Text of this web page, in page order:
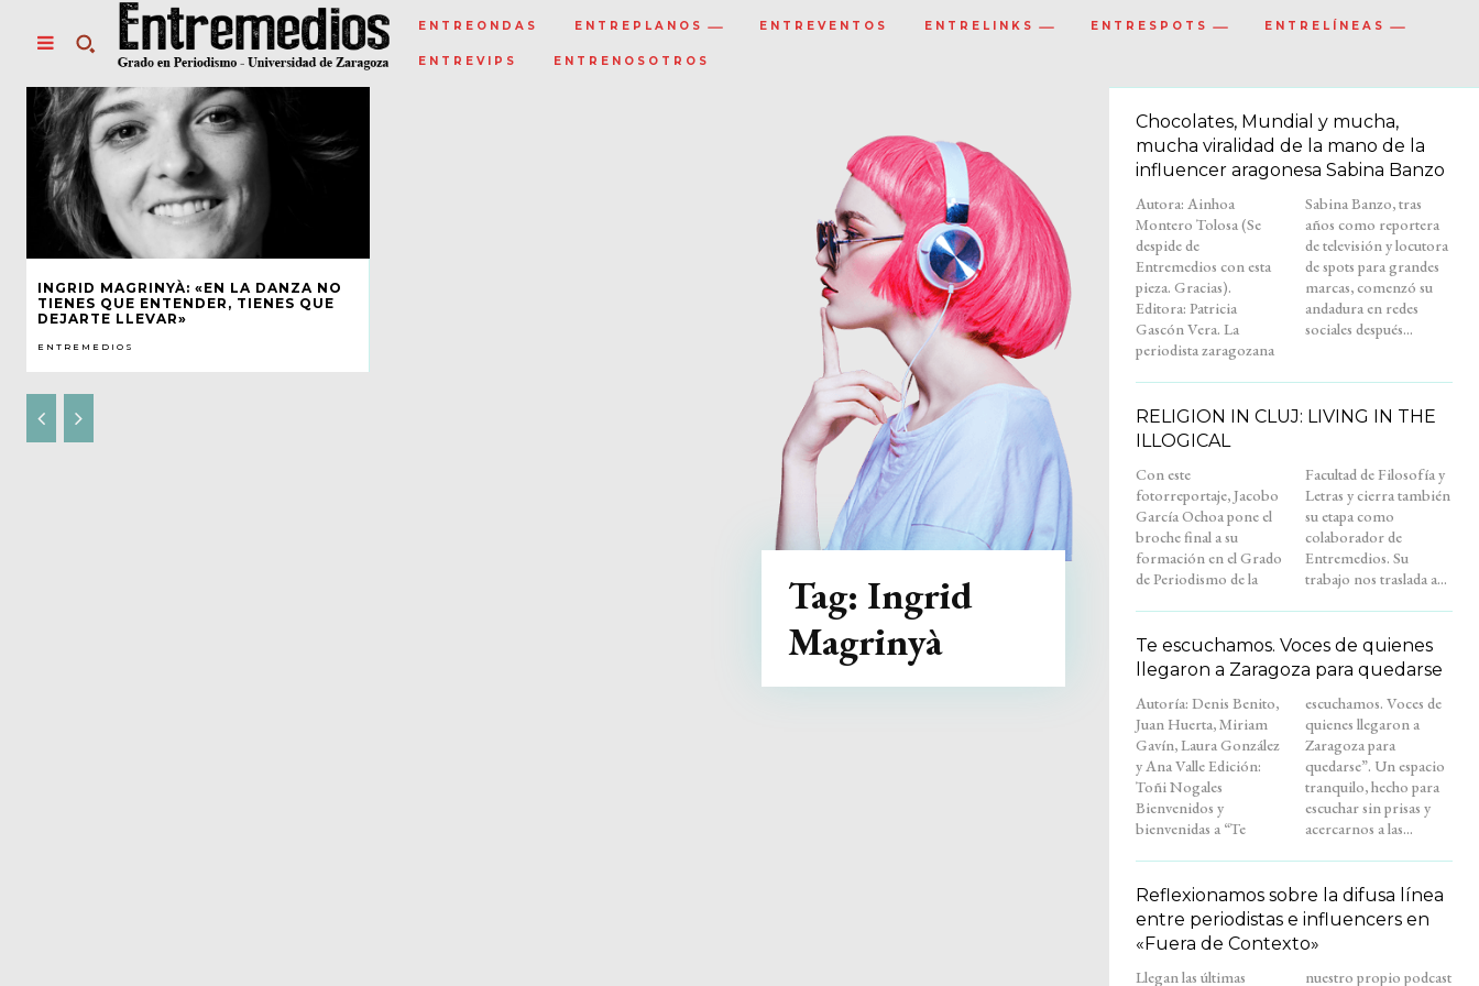
ENTREONDAS ENTREPLANOS ENTREVENTOS ENTRELINKS ENTRESPOTS ENTRELÍNEAS
ENTREVIPS ENTRENOSOTROS
INGRID MAGRINYÀ: «EN LA DANZA NO
TIENES QUE ENTENDER, TIENES QUE
DEJARTE LLEVAR»
ENTREMEDIOS
Tag: Ingrid
Magrinyà
Chocolates, Mundial y mucha,
mucha viralidad de la mano de la
influencer aragonesa Sabina Banzo
Autora: Ainhoa
Montero Tolosa (Se
despide de
Entremedios con esta
pieza. Gracias).
Editora: Patricia
Gascón Vera. La
periodista zaragozana
Sabina Banzo, tras
años como reportera
de televisión y locutora
de spots para grandes
marcas, comenzó su
andadura en redes
sociales después...
RELIGION IN CLUJ: LIVING IN THE
ILLOGICAL
Con este
fotorreportaje, Jacobo
García Ochoa pone el
broche final a su
formación en el Grado
de Periodismo de la
Facultad de Filosofía y
Letras y cierra también
su etapa como
colaborador de
Entremedios. Su
trabajo nos traslada a...
Te escuchamos. Voces de quienes
llegaron a Zaragoza para quedarse
Autoría: Denis Benito,
Juan Huerta, Miriam
Gavín, Laura González
y Ana Valle Edición:
Toñi Nogales
Bienvenidos y
bienvenidas a “Te
escuchamos. Voces de
quienes llegaron a
Zaragoza para
quedarse”. Un espacio
tranquilo, hecho para
escuchar sin prisas y
acercarnos a las...
Reflexionamos sobre la difusa línea
entre periodistas e influencers en
«Fuera de Contexto»
Llegan las últimas
nuestro propio podcast